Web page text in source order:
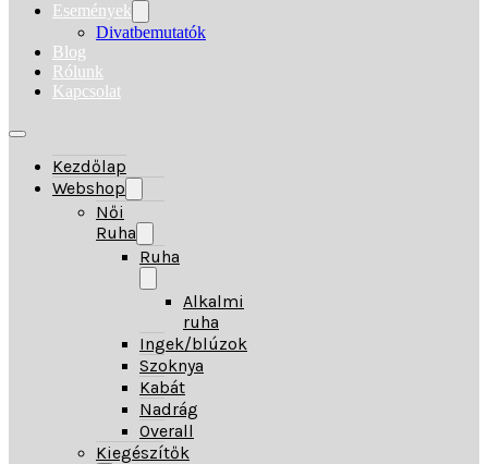
Események
Divatbemutatók
Blog
Rólunk
Kapcsolat
Kezdőlap
Webshop
Női
Ruha
Ruha
Alkalmi
ruha
Ingek/blúzok
Szoknya
Kabát
Nadrág
Overall
Kiegészítők